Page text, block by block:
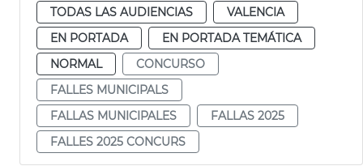
TODAS LAS AUDIENCIAS
VALENCIA
EN PORTADA
EN PORTADA TEMÁTICA
NORMAL
CONCURSO
FALLES MUNICIPALS
FALLAS MUNICIPALES
FALLAS 2025
FALLES 2025 CONCURS